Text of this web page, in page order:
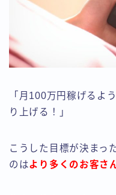
「月100万円稼げるよ
り上げる！」
こうした目標が決まっ
のはより多くのお客さ